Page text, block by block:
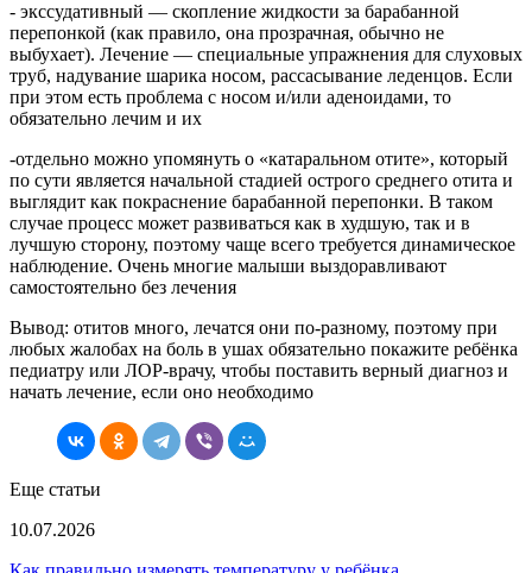
- экссудативный — скопление жидкости за барабанной
перепонкой (как правило, она прозрачная, обычно не
выбухает). Лечение — специальные упражнения для слуховых
труб, надувание шарика носом, рассасывание леденцов. Если
при этом есть проблема с носом и/или аденоидами, то
обязательно лечим и их
-отдельно можно упомянуть о «катаральном отите», который
по сути является начальной стадией острого среднего отита и
выглядит как покраснение барабанной перепонки. В таком
случае процесс может развиваться как в худшую, так и в
лучшую сторону, поэтому чаще всего требуется динамическое
наблюдение. Очень многие малыши выздоравливают
самостоятельно без лечения
Вывод: отитов много, лечатся они по-разному, поэтому при
любых жалобах на боль в ушах обязательно покажите ребёнка
педиатру или ЛОР-врачу, чтобы поставить верный диагноз и
начать лечение, если оно необходимо
Еще статьи
10.07.2026